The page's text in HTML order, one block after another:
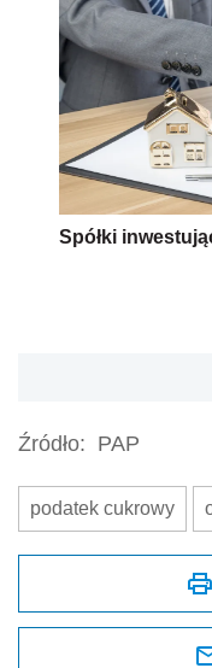
Spółki
Źródło: PAP
podatek cukrowy